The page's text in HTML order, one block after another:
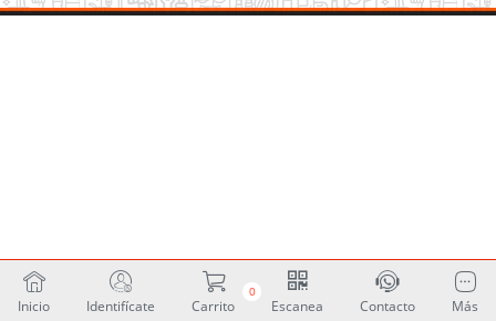
Inicio Identifícate
0
Carrito Escanea Contacto Más